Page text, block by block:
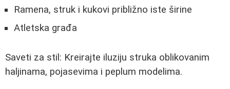
Ramena, struk i kukovi približno iste širine
Atletska građa
Saveti za stil: Kreirajte iluziju struka oblikovanim
haljinama, pojasevima i peplum modelima.